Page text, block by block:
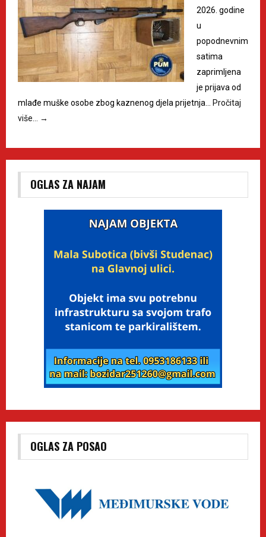
2026. godine
u
popodnevnim
satima
zaprimljena
je prijava od
mlađe muške osobe zbog kaznenog djela prijetnja… Pročitaj
više…
→
OGLAS ZA NAJAM
OGLAS ZA POSAO